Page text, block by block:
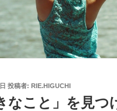
投稿者: RIE.HIGUCHI
なこと」を見つ